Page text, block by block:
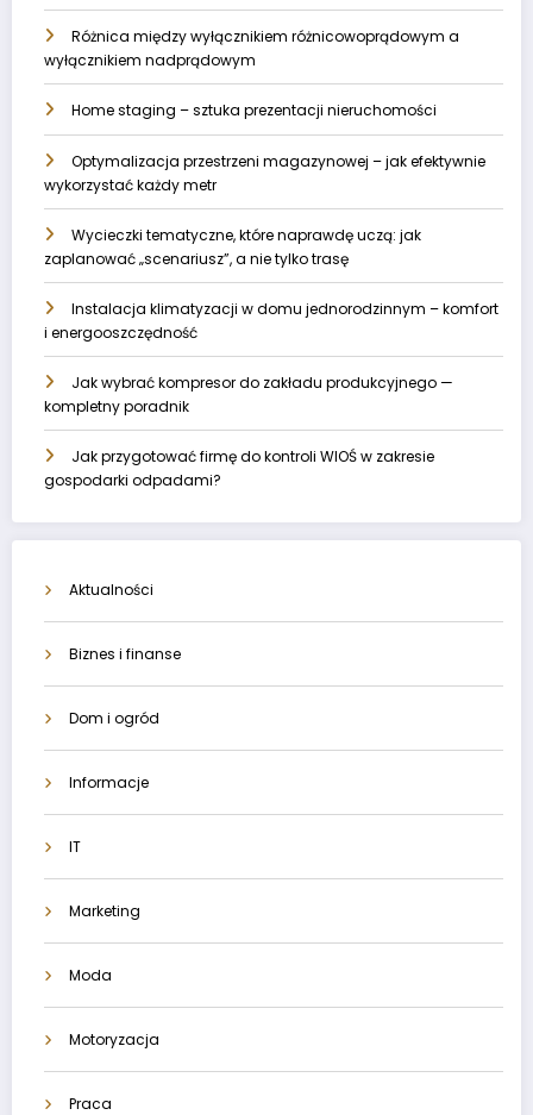
Różnica między wyłącznikiem różnicowoprądowym a
wyłącznikiem nadprądowym
Home staging – sztuka prezentacji nieruchomości
Optymalizacja przestrzeni magazynowej – jak efektywnie
wykorzystać każdy metr
Wycieczki tematyczne, które naprawdę uczą: jak
zaplanować „scenariusz”, a nie tylko trasę
Instalacja klimatyzacji w domu jednorodzinnym – komfort
i energooszczędność
Jak wybrać kompresor do zakładu produkcyjnego —
kompletny poradnik
Jak przygotować firmę do kontroli WIOŚ w zakresie
gospodarki odpadami?
Aktualności
Biznes i finanse
Dom i ogród
Informacje
IT
Marketing
Moda
Motoryzacja
Praca